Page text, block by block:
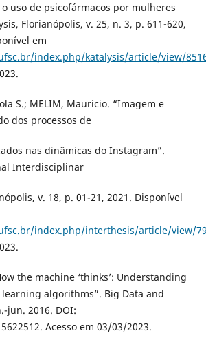
uso de psicofármacos por mulheres
Florianópolis, v. 25, n. 3, p. 611-620,
em
index.php/katalysis/article/view/
S.; MELIM, Maurício. “Imagem e
dos processos de
nas dinâmicas do Instagram”.
Interdisciplinar
v. 18, p. 01-21, 2021. Disponível
index.php/interthesis/article/view/
the machine ‘thinks’: Understanding
algorithms”. Big Data and
jun. 2016. DOI:
Acesso em 03/03/2023.